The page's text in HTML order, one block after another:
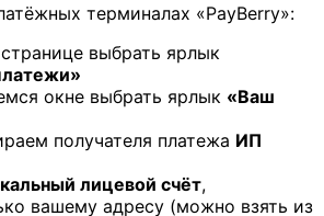
терминалах «PayBerry»:
выбрать ярлык
окне выбрать ярлык «Ваш
получателя платежа ИП
лицевой счёт,
вашему адресу (можно взять из